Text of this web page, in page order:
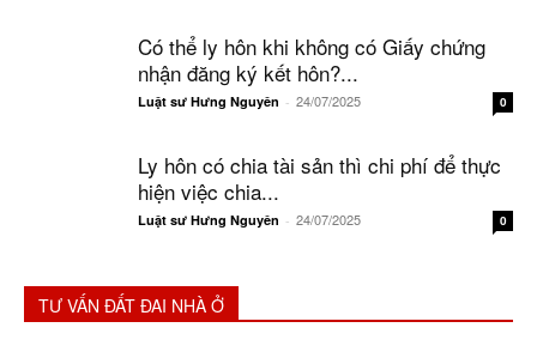
Có thể ly hôn khi không có Giấy chứng
nhận đăng ký kết hôn?...
Luật sư Hưng Nguyên - 24/07/2025 0
Ly hôn có chia tài sản thì chi phí để thực
hiện việc chia...
Luật sư Hưng Nguyên - 24/07/2025 0
TƯ VẤN ĐẤT ĐAI NHÀ Ở